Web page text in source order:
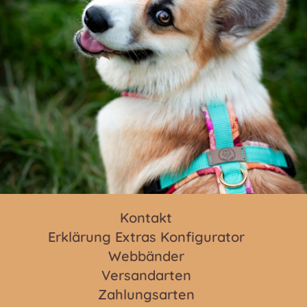
Kontakt
Erklärung Extras Konfigurator
Webbänder
Versandarten
Zahlungsarten